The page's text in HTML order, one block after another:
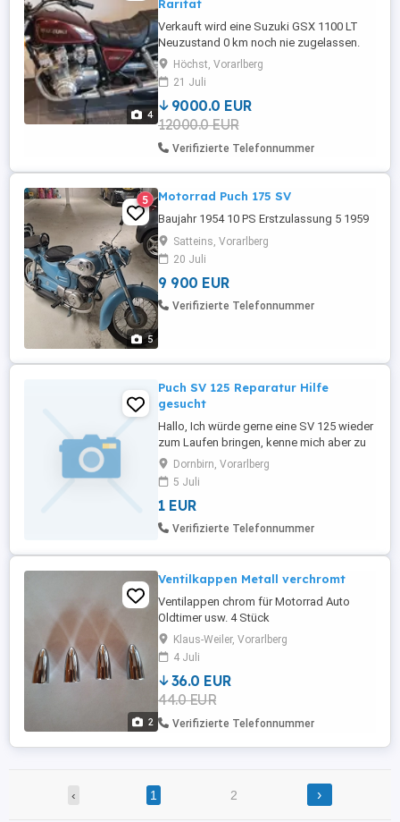
4
Rarität
Verkauft wird eine Suzuki GSX 1100 LT
Neuzustand 0 km noch nie zugelassen.
Rarität für Sammler oder Liebhaber.
Höchst, Vorarlberg
21 Juli
9000.0 EUR
12000.0 EUR
Verifizierte Telefonnummer
5
5 Motorrad Puch 175 SV
Baujahr 1954 10 PS Erstzulassung 5 1959
Satteins, Vorarlberg
20 Juli
9 900 EUR
Verifizierte Telefonnummer
Puch SV 125 Reparatur Hilfe
gesucht
Hallo, Ich würde gerne eine SV 125 wieder
zum Laufen bringen, kenne mich aber zu
wenig aus. Gibt es einen privaten
Schrauber, der mir gegen Bezahlung hilft?
Zeitlich ohne Druck, lebe im Raum
Dornbirn. Auch ein paar Teile fehlen mir. lg
Gerhard
Dornbirn, Vorarlberg
5 Juli
1 EUR
Verifizierte Telefonnummer
2
Ventilkappen Metall verchromt
Ventilappen chrom für Motorrad Auto
Oldtimer usw. 4 Stück
Klaus-Weiler, Vorarlberg
4 Juli
36.0 EUR
44.0 EUR
Verifizierte Telefonnummer
‹ 1 2 ›